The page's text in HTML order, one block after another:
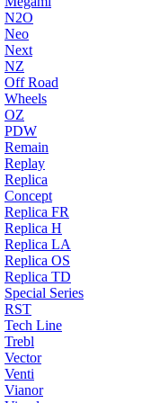
N2O
Neo
Next
NZ
Off Road
Wheels
OZ
PDW
Remain
Replay
Replica
Concept
Replica FR
Replica H
Replica LA
Replica OS
Replica TD
Special Series
RST
Tech Line
Trebl
Vector
Venti
Vianor